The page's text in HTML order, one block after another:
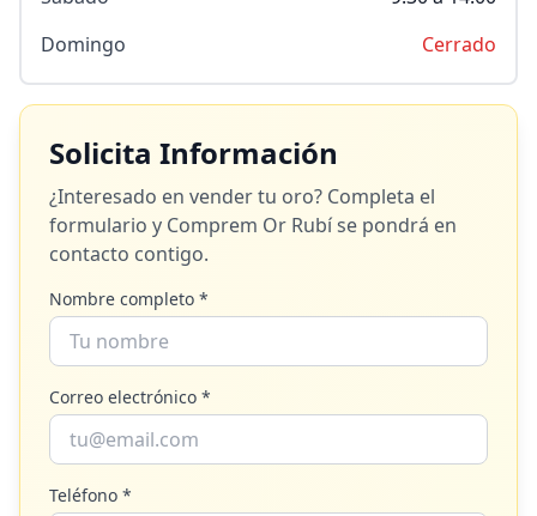
Domingo
Cerrado
Solicita Información
¿Interesado en vender tu oro? Completa el
formulario y Comprem Or Rubíse pondrá en
contacto contigo.
Nombre completo *
Correo electrónico *
Teléfono *